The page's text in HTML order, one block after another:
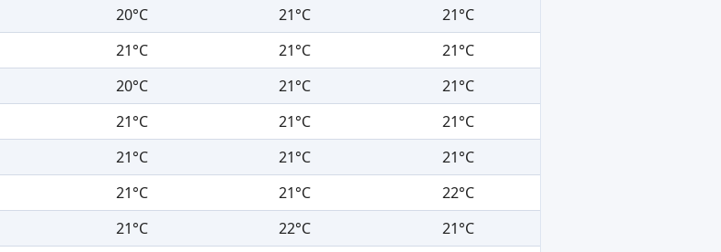
20°C 21°C
21°C
21°C 21°C
21°C
20°C 21°C
21°C
21°C 21°C
21°C
21°C 21°C
21°C
21°C 21°C
22°C
21°C 22°C
21°C